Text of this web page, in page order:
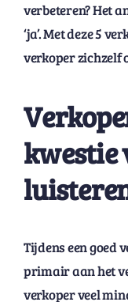
verbeteren? Het
‘ja’. Met deze 5
verkoper zichzelf
kwestie
Tijdens een goed
primair aan het
verkoper veel